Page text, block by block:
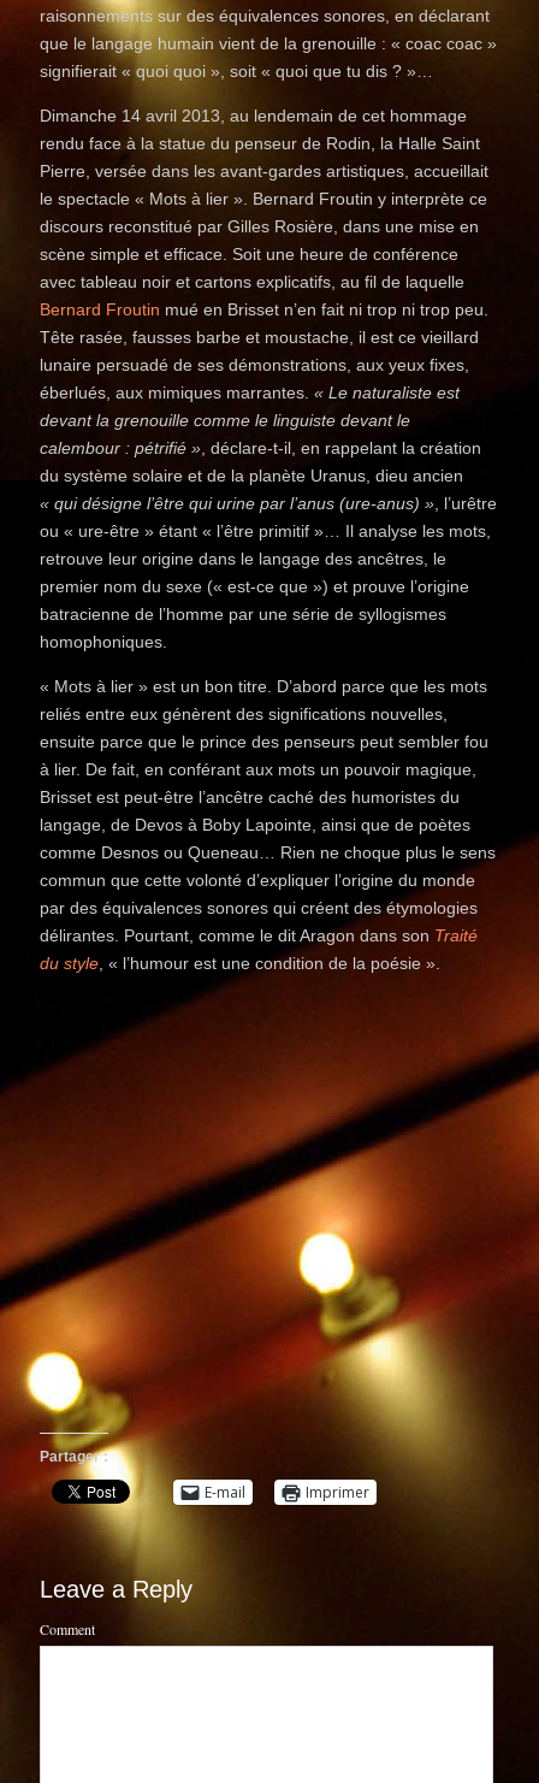
raisonnements sur des équivalences sonores, en déclarant
que le langage humain vient de la grenouille : « coac coac »
signifierait « quoi quoi », soit « quoi que tu dis ? »…
Dimanche 14 avril 2013, au lendemain de cet hommage
rendu face à la statue du penseur de Rodin, la Halle Saint
Pierre, versée dans les avant-gardes artistiques, accueillait
le spectacle « Mots à lier ». Bernard Froutin y interprète ce
discours reconstitué par Gilles Rosière, dans une mise en
scène simple et efficace. Soit une heure de conférence
avec tableau noir et cartons explicatifs, au fil de laquelle
Bernard Froutin mué en Brisset n’en fait ni trop ni trop peu.
Tête rasée, fausses barbe et moustache, il est ce vieillard
lunaire persuadé de ses démonstrations, aux yeux fixes,
éberlués, aux mimiques marrantes.« Le naturaliste est
devant la grenouille comme le linguiste devant le
calembour : pétrifié » , déclare-t-il, en rappelant la création
du système solaire et de la planète Uranus, dieu ancien
« qui désigne l’être qui urine par l’anus (ure-anus) » , l’urêtre
ou « ure-être » étant « l’être primitif »… Il analyse les mots,
retrouve leur origine dans le langage des ancêtres, le
premier nom du sexe (« est-ce que ») et prouve l’origine
batracienne de l’homme par une série de syllogismes
homophoniques.
« Mots à lier » est un bon titre. D’abord parce que les mots
reliés entre eux génèrent des significations nouvelles,
ensuite parce que le prince des penseurs peut sembler fou
à lier. De fait, en conférant aux mots un pouvoir magique,
Brisset est peut-être l’ancêtre caché des humoristes du
langage, de Devos à Boby Lapointe, ainsi que de poètes
comme Desnos ou Queneau… Rien ne choque plus le sens
commun que cette volonté d’expliquer l’origine du monde
par des équivalences sonores qui créent des étymologies
délirantes. Pourtant, comme le dit Aragon dans son Traité
du style , « l’humour est une condition de la poésie ».
Partager :
E-mail Imprimer
Leave a Reply
Comment